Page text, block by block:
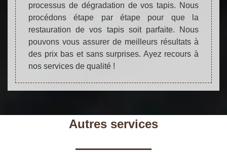
processus de dégradation de vos tapis. Nous
procédons étape par étape pour que la
restauration de vos tapis soit parfaite. Nous
pouvons vous assurer de meilleurs résultats à
des prix bas et sans surprises. Ayez recours à
nos services de qualité !
Autres services